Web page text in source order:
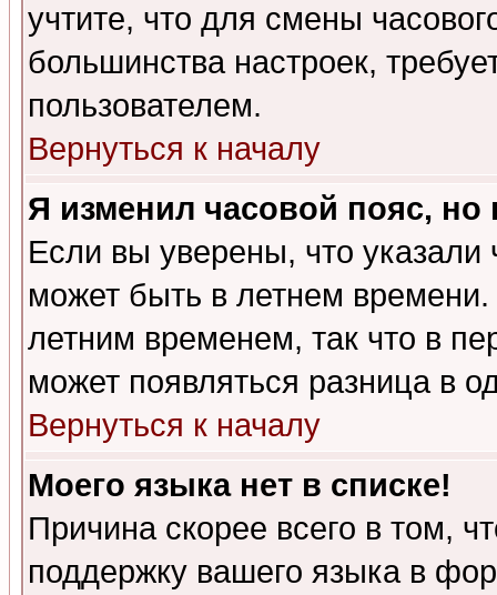
учтите, что для смены
большинства настроек,
пользователем.
Вернуться к началу
Я изменил часовой пояс,
Если вы уверены, что указали
может быть в летнем
летним временем, так что в
может появляться разница в
Вернуться к началу
Моего языка нет в списке!
Причина скорее всего в том,
поддержку вашего языка в